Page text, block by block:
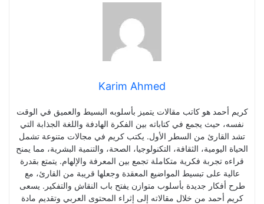
Karim Ahmed
كريم أحمد هو كاتب مقالات يتميز بأسلوبه البسيط والعميق في الوقت
نفسه، حيث يجمع في كتاباته بين الفكرة الهادفة واللغة الجذابة التي
تشد القارئ من السطر الأول. يكتب كريم في مجالات متنوعة تشمل
الحياة اليومية، الثقافة، التكنولوجيا، الصحة، والتنمية البشرية، مما يمنح
قراءه تجربة فكرية متكاملة تجمع بين المعرفة والإلهام. يتمتع بقدرة
عالية على تبسيط المواضيع المعقدة وجعلها قريبة من القارئ، مع
طرح أفكار جديدة بأسلوب متوازن يفتح باب النقاش والتفكير. يسعى
كريم أحمد من خلال مقالاته إلى إثراء المحتوى العربي وتقديم مادة